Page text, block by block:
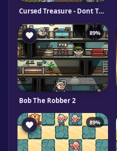
Cursed Treasure - Dont Touch My Gems
89%
Bob The Robber 2
89%